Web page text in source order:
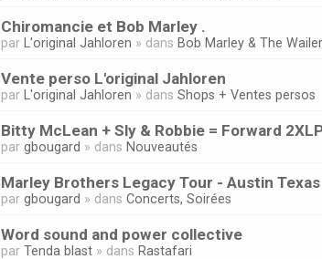
Chiromancie et Bob Marley .
par L'original Jahloren » dans Bob Marley & The
Vente perso L'original Jahloren
par L'original Jahloren » dansShops + Ventes persos
Bitty McLean + Sly & Robbie = Forward
pargbougard » dans Nouveautés
Marley Brothers Legacy Tour - Austin Texas
pargbougard » dansConcerts, Soirées
Word sound and power collective
parTenda blast » dans Rastafari